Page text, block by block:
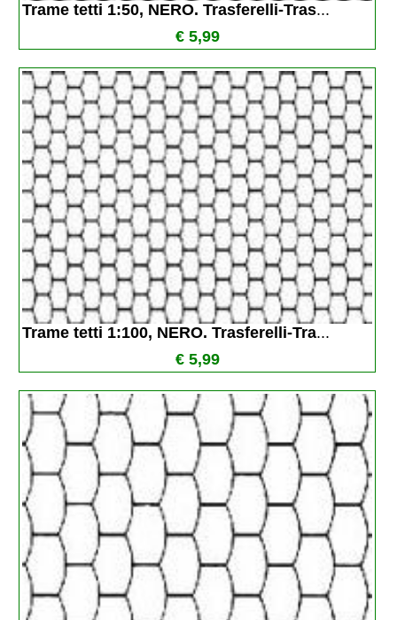
Trame tetti 1:50, NERO. Trasferelli-Tras...
€ 5,99
Trame tetti 1:100, NERO. Trasferelli-Tra...
€ 5,99